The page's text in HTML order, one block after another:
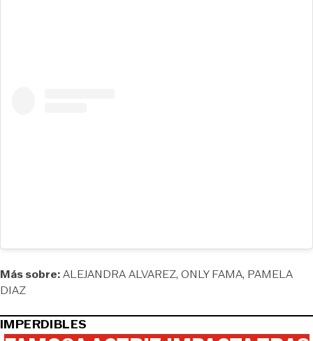
Más sobre:ALEJANDRA ALVAREZ ONLY FAMA PAMELA
DIAZ
IMPERDIBLES